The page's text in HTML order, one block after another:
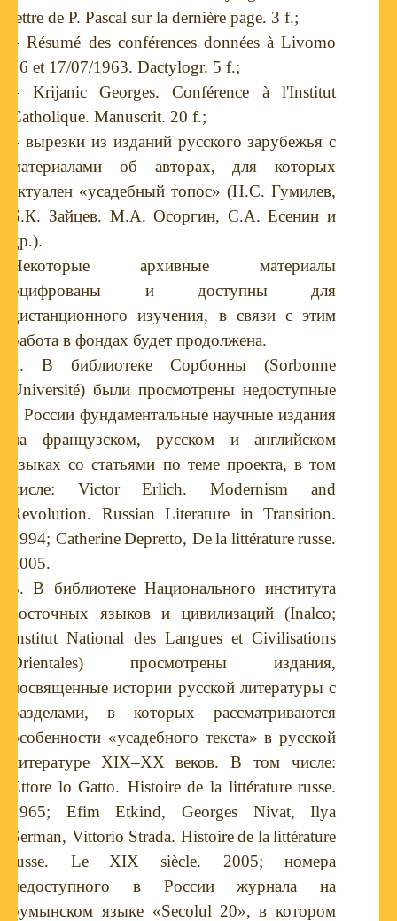
lettre de P. Pascal sur la dernière page. 3 f.;
– Résumé des conférences données à Livomo
16 et 17/07/1963. Dactylogr. 5 f.;
– Krijanic Georges. Conférence à l'Institut
Catholique. Manuscrit. 20 f.;
– вырезки из изданий русского зарубежья с
материалами об авторах, для которых
актуален «усадебный топос» (Н.С. Гумилев,
Б.К. Зайцев. М.А. Осоргин, С.А. Есенин и
др.).
Некоторые архивные материалы
оцифрованы и доступны для
дистанционного изучения, в связи с этим
работа в фондах будет продолжена.
2. В библиотеке Сорбонны (Sorbonne
Université) были просмотрены недоступные
в России фундаментальные научные издания
на французском, русском и английском
языках со статьями по теме проекта, в том
числе:Victor Erlich.Modernism and
Revolution. Russian Literature in Transition.
1994; Catherine Depretto, De la littérature russe.
2005.
3. В библиотеке Национального института
восточных языков и цивилизаций (Inalco;
Institut National des Langues et Civilisations
Orientales) просмотрены издания,
посвященные истории русской литературы с
разделами, в которых рассматриваются
особенности «усадебного текста» в русской
литературе XIX–XX
веков. В том числе:
Ettore lo Gatto. Histoire de la littérature russe.
1965; Efim Etkind, Georges Nivat, Ilya
Serman, Vittorio Strada. Histoire de la littérature
russe. Le XIX siècle. 2005; номера
недоступного в России журнала на
румынском языке «Secolul 20», в котором